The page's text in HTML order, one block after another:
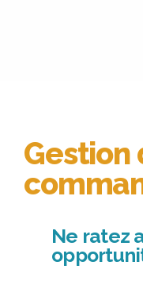
Gestion
Ne ratez